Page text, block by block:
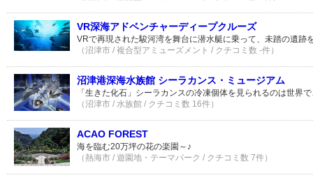
VR深海アドベンチャーディープクルーズ
VRで再現された駿河湾を舞台に潜水艇に乗って、未踏の遺跡
（沼津市 / 複合型アミューズメント / クチコミ数 -件）
沼津港深海水族館 シーラカンス・ミュージアム
「生きた化石」シーラカンスの冷凍個体を見られるのは世界
（沼津市 / 水族館 / クチコミ数 16件）
ACAO FOREST
海を臨む20万坪の花の楽園～♪
（熱海市 / 遊園地・テーマパーク / クチコミ数 7件）